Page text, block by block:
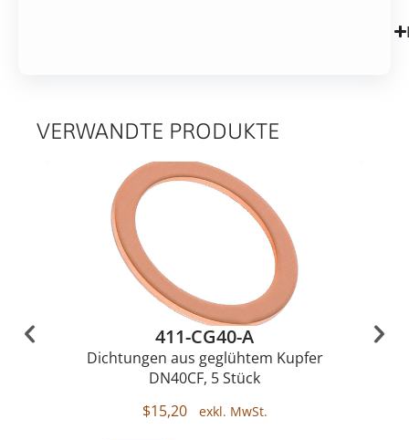
VERWANDTE PRODUKTE
411-CG40-A
Dichtungen aus geglühtem Kupfer
DN40CF, 5 Stück
$15,20